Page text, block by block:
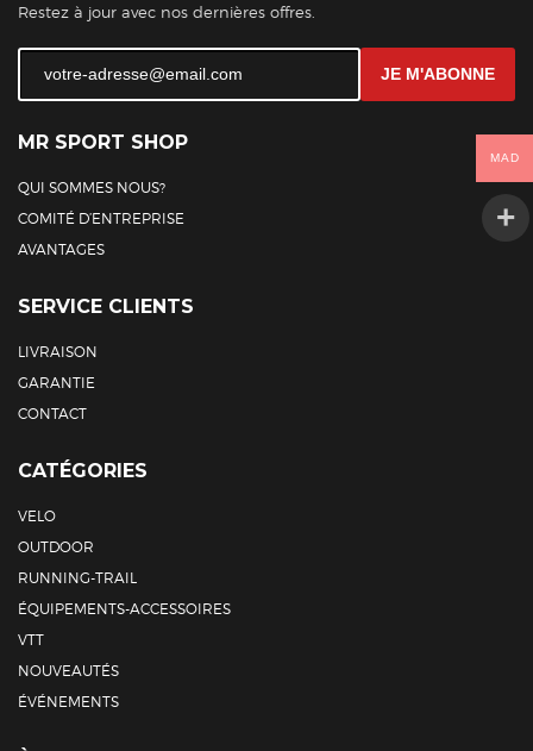
Restez à jour avec nos dernières offres.
JE M'ABONNE
MR SPORT SHOP
QUI SOMMES NOUS?
COMITÉ D’ENTREPRISE
AVANTAGES
SERVICE CLIENTS
LIVRAISON
GARANTIE
CONTACT
CATÉGORIES
VELO
OUTDOOR
RUNNING-TRAIL
ÉQUIPEMENTS-ACCESSOIRES
VTT
NOUVEAUTÉS
ÉVÉNEMENTS
MAD